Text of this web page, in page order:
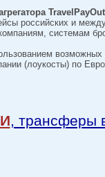
российских и
системам
возможных
(лоукосты) по
, трансферы